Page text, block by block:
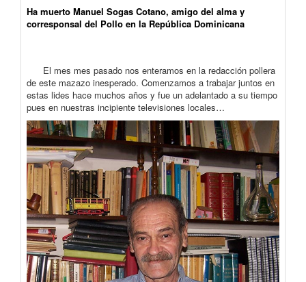
Ha muerto Manuel Sogas Cotano, amigo del alma y
corresponsal del Pollo en la República Dominicana
El mes mes pasado nos enteramos en la redacción pollera
de este mazazo inesperado. Comenzamos a trabajar juntos en
estas lides hace muchos años y fue un adelantado a su tiempo
pues en nuestras incipiente televisiones locales…